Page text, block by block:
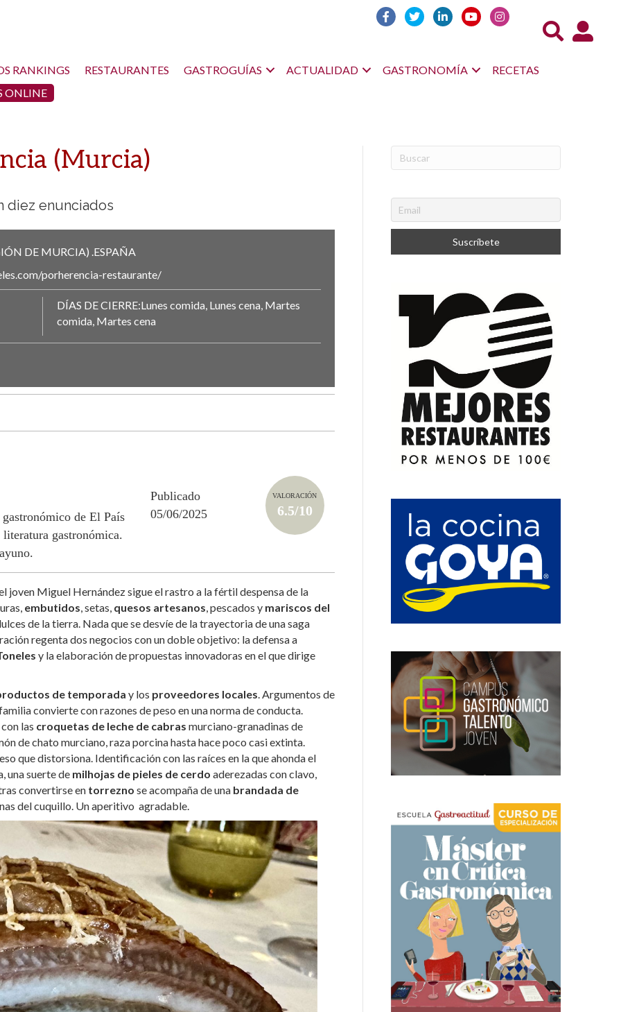
Acceso
RANKINGS RESTAURANTES GASTROGUÍAS ACTUALIDAD GASTRONOMÍA
RECETAS
ONLINE
(Murcia)
diez enunciados
DE MURCIA) ESPAÑA
porherencia-restaurante/
DÍAS DE CIERRE:Lunes comida, Lunes cena, Martes
comida, Martes cena
de El País
gastronómica.
Publicado
05/06/2025
VALORACIÓN
6.5/10
joven Miguel Hernández sigue el rastro a la fértil despensa de la
embutidos , setas, quesos artesanos , pescados y mariscos del
de la tierra. Nada que se desvíe de la trayectoria de una saga
regenta dos negocios con un doble objetivo: la defensa a
y la elaboración de propuestas innovadoras en el que dirige
de temporada y los proveedores locales . Argumentos de
convierte con razones de peso en una norma de conducta.
las croquetas de leche de cabras murciano-granadinas de
de chato murciano, raza porcina hasta hace poco casi extinta.
que distorsiona. Identificación con las raíces en la que ahonda el
una suerte de milhojas de pieles de cerdo aderezadas con clavo,
convertirse en torrezno se acompaña de una brandada de
del cuquillo. Un aperitivo agradable.